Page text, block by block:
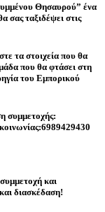
Θησαυρού” ένα
σας ταξιδέψει στις
τα στοιχεία που θα
που θα φτάσει στη
του Εμπορικού
συμμετοχής:
και
διασκέδαση!